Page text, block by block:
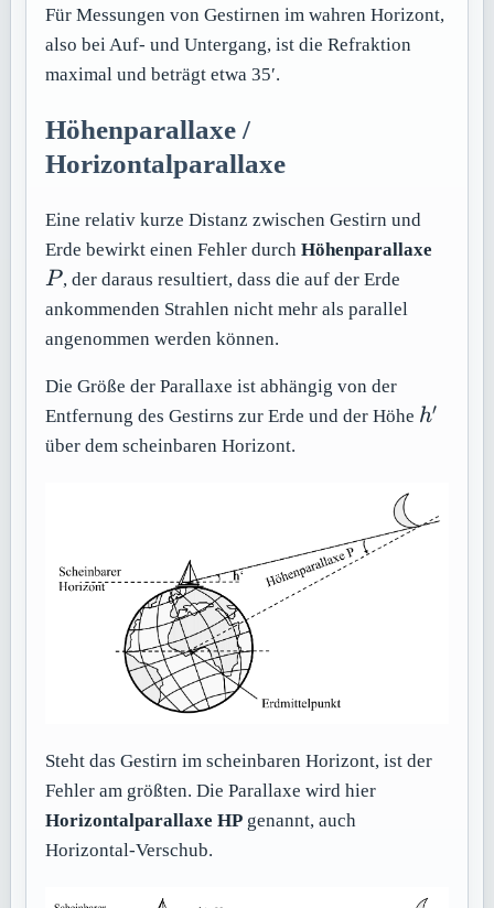
Für Messungen von Gestirnen im wahren Horizont,
also bei Auf- und Untergang, ist die Refraktion
maximal und beträgt etwa 35′.
Höhenparallaxe /
Horizontalparallaxe
Eine relativ kurze Distanz zwischen Gestirn und
Erde bewirkt einen Fehler durchHöhenparallaxe
P , der daraus resultiert, dass die auf der Erde
ankommenden Strahlen nicht mehr als parallel
angenommen werden können.
Die Größe der Parallaxe ist abhängig von der
Entfernung des Gestirns zur Erde und der Höhe h'
h′
über dem scheinbaren Horizont.
Steht das Gestirn im scheinbaren Horizont, ist der
Fehler am größten. Die Parallaxe wird hier
Horizontalparallaxe HP genannt, auch
Horizontal-Verschub.